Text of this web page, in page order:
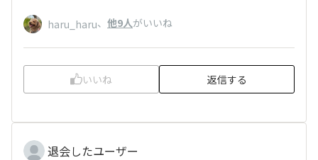
haru_haru、 他9人がいいね
いいね 返信する
退会したユーザー